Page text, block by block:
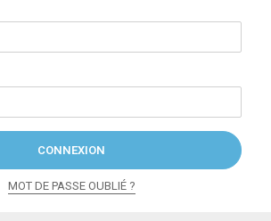
CONNEXION
MOT DE PASSE OUBLIÉ ?